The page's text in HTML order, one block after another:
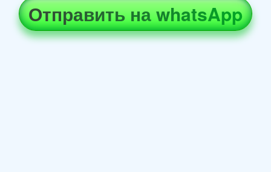
Отправить на whatsApp